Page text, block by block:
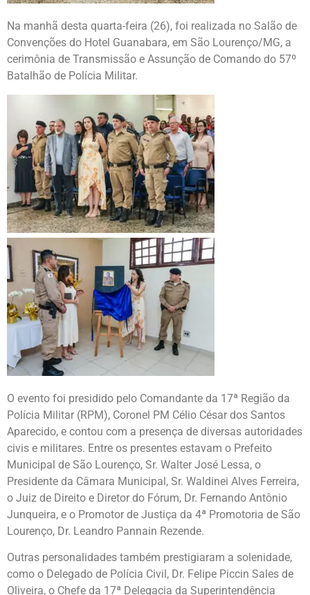
Na manhã desta quarta-feira (26), foi realizada no Salão de
Convenções do Hotel Guanabara, em São Lourenço/MG, a
cerimônia de Transmissão e Assunção de Comando do 57º
Batalhão de Polícia Militar.
O evento foi presidido pelo Comandante da 17ª Região da
Polícia Militar (RPM), Coronel PM Célio César dos Santos
Aparecido, e contou com a presença de diversas autoridades
civis e militares. Entre os presentes estavam o Prefeito
Municipal de São Lourenço, Sr. Walter José Lessa, o
Presidente da Câmara Municipal, Sr. Waldinei Alves Ferreira,
o Juiz de Direito e Diretor do Fórum, Dr. Fernando Antônio
Junqueira, e o Promotor de Justiça da 4ª Promotoria de São
Lourenço, Dr. Leandro Pannain Rezende.
Outras personalidades também prestigiaram a solenidade,
como o Delegado de Polícia Civil, Dr. Felipe Piccin Sales de
Oliveira, o Chefe da 17ª Delegacia da Superintendência